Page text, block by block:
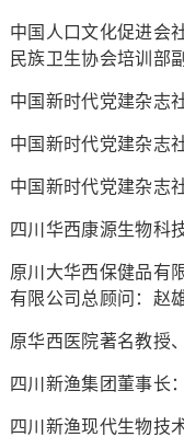
中国人口文化促进会
民族卫生协会培训部
中国新时代党建杂志
中国新时代党建杂志
中国新时代党建杂志
四川华西康源生物科
原川大华西保健品有
有限公司总顾问：赵
原华西医院著名教授
四川新渔集团董事长
四川新渔现代生物技